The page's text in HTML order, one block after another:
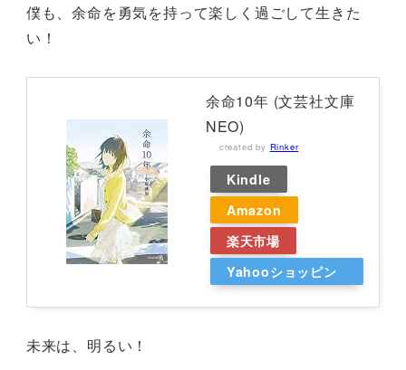
僕も、余命を勇気を持って楽しく過ごして生きた
い！
余命10年 (文芸社文庫
NEO)
created by Rinker
Kindle
Amazon
楽天市場
Yahooショッピン
未来は、明るい！